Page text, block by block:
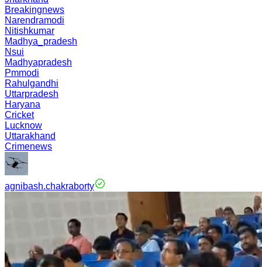
Breakingnews
Narendramodi
Nitishkumar
Madhya_pradesh
Nsui
Madhyapradesh
Pmmodi
Rahulgandhi
Uttarpradesh
Haryana
Cricket
Lucknow
Uttarakhand
Crimenews
agnibash.chakraborty